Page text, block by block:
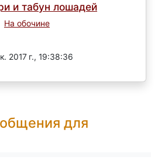
и табун лошадей
На обочине
2017 г., 19:38:36
для